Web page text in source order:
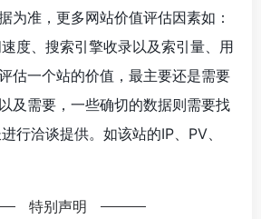
为准，更多网站价值评估因素如：
度、搜索引擎收录以及索引量、用
估一个站的价值，最主要还是需要
及需要，一些确切的数据则需要找
行洽谈提供。如该站的IP、PV、
特别声明